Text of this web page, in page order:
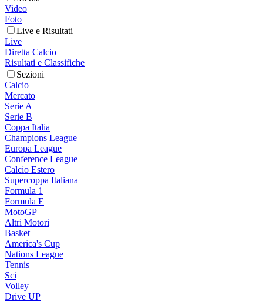
Video
Foto
Live e Risultati
Live
Diretta Calcio
Risultati e Classifiche
Sezioni
Calcio
Mercato
Serie A
Serie B
Coppa Italia
Champions League
Europa League
Conference League
Calcio Estero
Supercoppa Italiana
Formula 1
Formula E
MotoGP
Altri Motori
Basket
America's Cup
Nations League
Tennis
Sci
Volley
Drive UP